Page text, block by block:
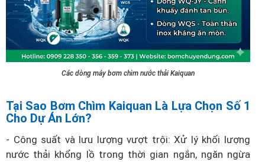
Các dòng máy bơm chìm nước thải Kaiquan
Tại Sao Bơm Chìm Kaiquan Là Lựa Chọn Số 1
Cho Dự Án Lớn?
- Công suất và lưu lượng vượt trội: Xử lý khối lượng
nước thải khổng lồ trong thời gian ngắn, ngăn ngừa